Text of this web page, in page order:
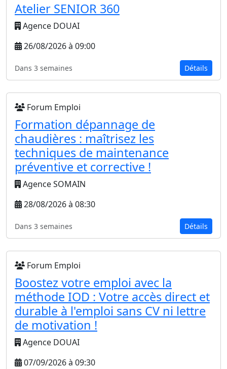
Atelier SENIOR 360
Agence DOUAI
26/08/2026 à 09:00
Dans 3 semaines Détails
Forum Emploi
Formation dépannage de
chaudières : maîtrisez les
techniques de maintenance
préventive et corrective !
Agence SOMAIN
28/08/2026 à 08:30
Dans 3 semaines Détails
Forum Emploi
Boostez votre emploi avec la
méthode IOD : Votre accès direct et
durable à l'emploi sans CV ni lettre
de motivation !
Agence DOUAI
07/09/2026 à 09:30